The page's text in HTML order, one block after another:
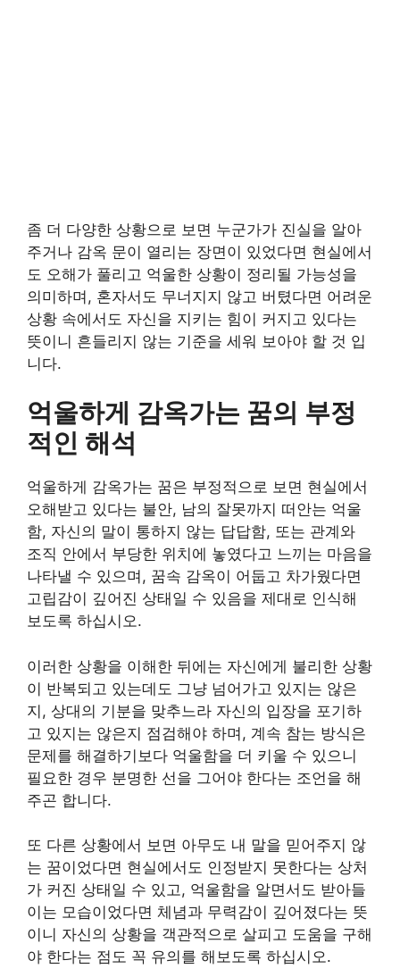
좀 더 다양한 상황으로 보면 누군가가 진실을 알아
주거나 감옥 문이 열리는 장면이 있었다면 현실에서
도 오해가 풀리고 억울한 상황이 정리될 가능성을
의미하며, 혼자서도 무너지지 않고 버텼다면 어려운
상황 속에서도 자신을 지키는 힘이 커지고 있다는
뜻이니 흔들리지 않는 기준을 세워 보아야 할 것 입
니다.
억울하게 감옥가는 꿈의 부정
적인 해석
억울하게 감옥가는 꿈은 부정적으로 보면 현실에서
오해받고 있다는 불안, 남의 잘못까지 떠안는 억울
함, 자신의 말이 통하지 않는 답답함, 또는 관계와
조직 안에서 부당한 위치에 놓였다고 느끼는 마음을
나타낼 수 있으며, 꿈속 감옥이 어둡고 차가웠다면
고립감이 깊어진 상태일 수 있음을 제대로 인식해
보도록 하십시오.
이러한 상황을 이해한 뒤에는 자신에게 불리한 상황
이 반복되고 있는데도 그냥 넘어가고 있지는 않은
지, 상대의 기분을 맞추느라 자신의 입장을 포기하
고 있지는 않은지 점검해야 하며, 계속 참는 방식은
문제를 해결하기보다 억울함을 더 키울 수 있으니
필요한 경우 분명한 선을 그어야 한다는 조언을 해
주곤 합니다.
또 다른 상황에서 보면 아무도 내 말을 믿어주지 않
는 꿈이었다면 현실에서도 인정받지 못한다는 상처
가 커진 상태일 수 있고, 억울함을 알면서도 받아들
이는 모습이었다면 체념과 무력감이 깊어졌다는 뜻
이니 자신의 상황을 객관적으로 살피고 도움을 구해
야 한다는 점도 꼭 유의를 해보도록 하십시오.